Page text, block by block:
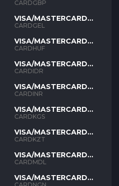
GBP
CARDGBP
VISA/MASTERCARD
GEL
CARDGEL
VISA/MASTERCARD
HUF
CARDHUF
VISA/MASTERCARD
IDR
CARDIDR
VISA/MASTERCARD
INR
CARDINR
VISA/MASTERCARD
KGS
CARDKGS
VISA/MASTERCARD
KZT
CARDKZT
VISA/MASTERCARD
MDL
CARDMDL
VISA/MASTERCARD